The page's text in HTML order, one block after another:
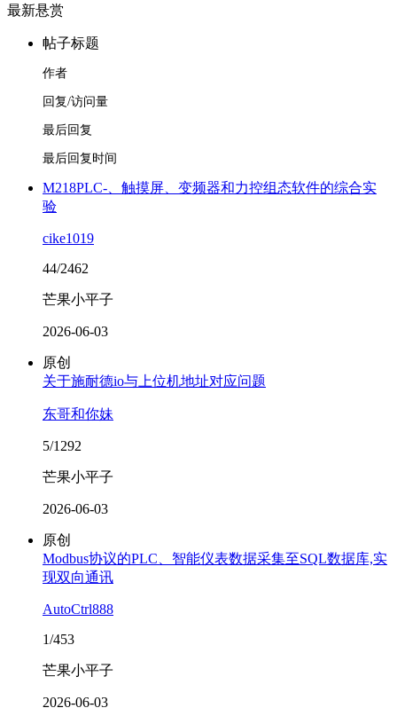
最新悬赏
帖子标题
作者
回复/访问量
最后回复
最后回复时间
M218PLC-、触摸屏、变频器和力控组态软件的综合实
验
cike1019
44/2462
芒果小平子
2026-06-03
原创
关于施耐德io与上位机地址对应问题
东哥和你妹
5/1292
芒果小平子
2026-06-03
原创
Modbus协议的PLC、智能仪表数据采集至SQL数据库,实
现双向通讯
AutoCtrl888
1/453
芒果小平子
2026-06-03